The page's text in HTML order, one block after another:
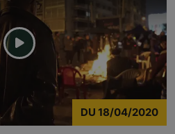
DU 18/04/2020